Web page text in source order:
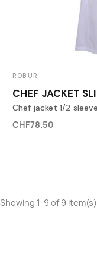
ROBUR
CHEF JACKET
Chef jacket 1/2 sleeve
CHF78.50
Showing 1-9 of 9 item(s)